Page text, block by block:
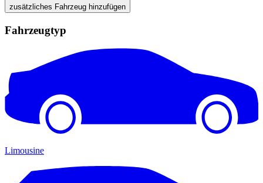
zusätzliches Fahrzeug hinzufügen
Fahrzeugtyp
Limousine